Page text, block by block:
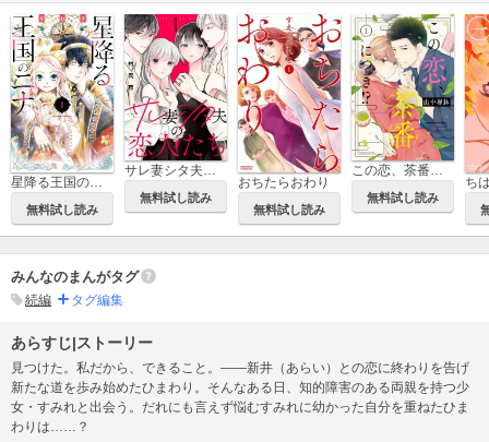
星降る王国のニナ
無料試し読み
サレ妻シタ夫の恋人たち
無料試し読み
おちたらおわり
無料試し読み
この恋、茶番につき!?
無料試し読み
ち
みんなのまんがタグ
続編 タグ編集
あらすじ|ストーリー
見つけた。私だから、できること。――新井（あらい）との恋に終わりを告げ
新たな道を歩み始めたひまわり。そんなある日、知的障害のある両親を持つ少
女・すみれと出会う。だれにも言えず悩むすみれに幼かった自分を重ねたひま
わりは……？